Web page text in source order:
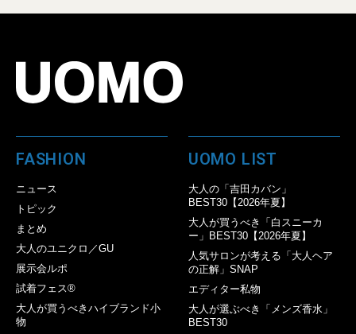
FASHION
ニュース
トピック
まとめ
大人のユニクロ／GU
展示会ルポ
試着フェス®︎
大人が買うべきハイブランド小
物
UOMO LIST
大人の「吉田カバン」
BEST30【2026年夏】
大人が買うべき「白スニーカ
ー」BEST30【2026年夏】
人気サロンが考える「大人ヘア
の正解」SNAP
エディター私物
大人が選ぶべき「メンズ香水」
BEST30